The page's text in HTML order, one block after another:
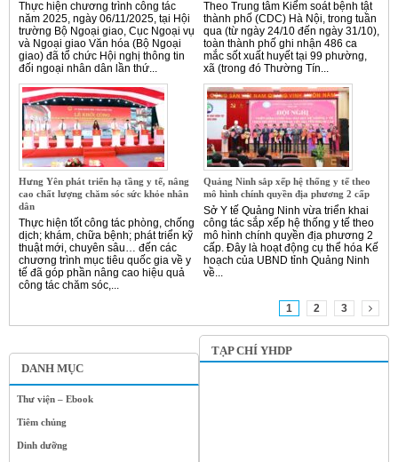
DANH MỤC
Thư viện – Ebook
Tiêm chủng
Dinh dưỡng
Thực hiện chương trình công tác
năm 2025, ngày 06/11/2025, tại Hội
trường Bộ Ngoại giao, Cục Ngoại vụ
và Ngoại giao Văn hóa (Bộ Ngoại
giao) đã tổ chức Hội nghị thông tin
đối ngoại nhân dân lần thứ...
Theo Trung tâm Kiểm soát bệnh tật
thành phố (CDC) Hà Nội, trong tuần
qua (từ ngày 24/10 đến ngày 31/10),
toàn thành phố ghi nhận 486 ca
mắc sốt xuất huyết tại 99 phường,
xã (trong đó Thường Tín...
Hưng Yên phát triển hạ tầng y tế, nâng
cao chất lượng chăm sóc sức khỏe nhân
dân
Thực hiện tốt công tác phòng, chống
dịch; khám, chữa bệnh; phát triển kỹ
thuật mới, chuyên sâu… đến các
chương trình mục tiêu quốc gia về y
tế đã góp phần nâng cao hiệu quả
công tác chăm sóc,...
Quảng Ninh sắp xếp hệ thống y tế theo
mô hình chính quyền địa phương 2 cấp
Sở Y tế Quảng Ninh vừa triển khai
công tác sắp xếp hệ thống y tế theo
mô hình chính quyền địa phương 2
cấp. Đây là hoạt động cụ thể hóa Kế
hoạch của UBND tỉnh Quảng Ninh
về...
1 2 3
TẠP CHÍ YHDP